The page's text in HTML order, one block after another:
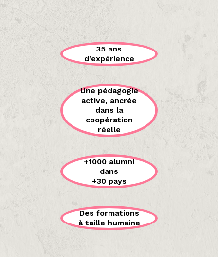
35 ans
d’expérience
Une pédagogie
active, ancrée
dans la
coopération
réelle
+1000 alumni
dans
+30 pays
Des formations
à taille humaine